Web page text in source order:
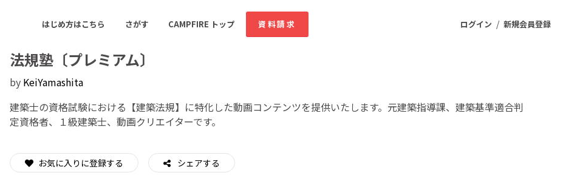
ログイン / 新規会員登録
はじめ方はこちら さがす CAMPFIRE トップ 資料請求
おすすめのコミュニティ 人気のコミュニティ 新着のコミュニティ
ゲーム・サービス開発 フード・飲食店
法規塾〔プレミアム〕
by KeiYamashita
建築士の資格試験における【建築法規】に特化した動画コンテンツを提供いたします。元建築指導課、建築基準適合判
定資格者、１級建築士、動画クリエイターです。
お気に入りに登録する シェアする